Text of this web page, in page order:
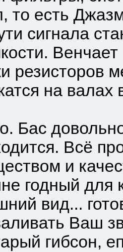
то есть
сигнала
резисторов
на валах
Бас
Всё
и
годный для
вид...
Ваш
гибсон,